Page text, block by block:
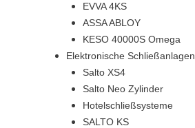
EVVA 4KS
ASSA ABLOY
KESO 40000S Omega
Elektronische Schließanlagen
Salto XS4
Salto Neo Zylinder
Hotelschließsysteme
SALTO KS